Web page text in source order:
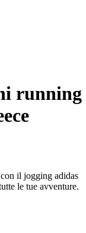
running
il jogging adidas
le tue avventure.